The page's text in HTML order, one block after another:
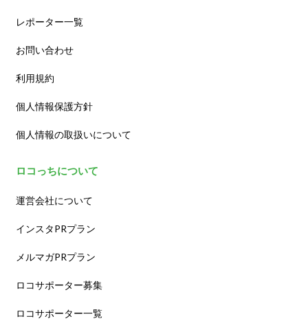
レポーター一覧
お問い合わせ
利用規約
個人情報保護方針
個人情報の取扱いについて
ロコっちについて
運営会社について
インスタPRプラン
メルマガPRプラン
ロコサポーター募集
ロコサポーター一覧